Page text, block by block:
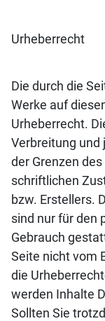
Urheberrecht
Die durch die
Werke auf
Urheberrecht.
Verbreitung und
der Grenzen
schriftlichen
bzw. Erstellers.
sind nur für den
Gebrauch
Seite nicht vom
die
werden Inhalte
Sollten Sie